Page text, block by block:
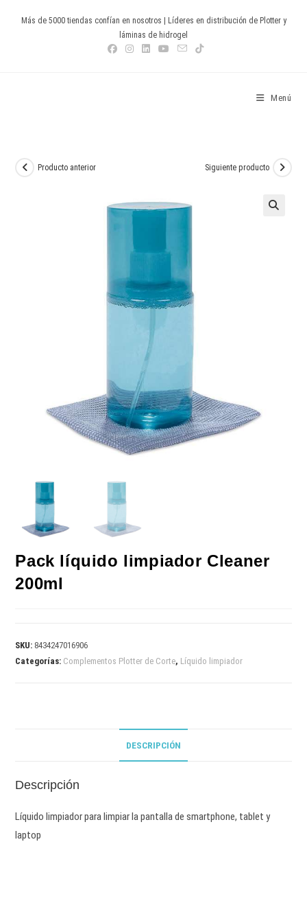
Más de 5000 tiendas confían en nosotros | Líderes en distribución de Plotter y
láminas de hidrogel
Menú
Producto anterior Siguiente producto
Pack líquido limpiador Cleaner
200ml
SKU: 8434247016906
Categorías: Complementos Plotter de Corte, Líquido limpiador
DESCRIPCIÓN
Descripción
Líquido limpiador para limpiar la pantalla de smartphone, tablet y
laptop